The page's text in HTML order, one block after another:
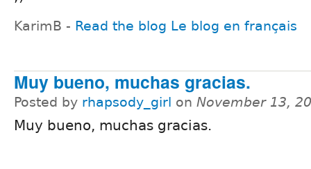
KarimB - Read the blog Le blog en français
Muy bueno, muchas gracias.
Posted by rhapsody_girl on November 13,
Muy bueno, muchas gracias.